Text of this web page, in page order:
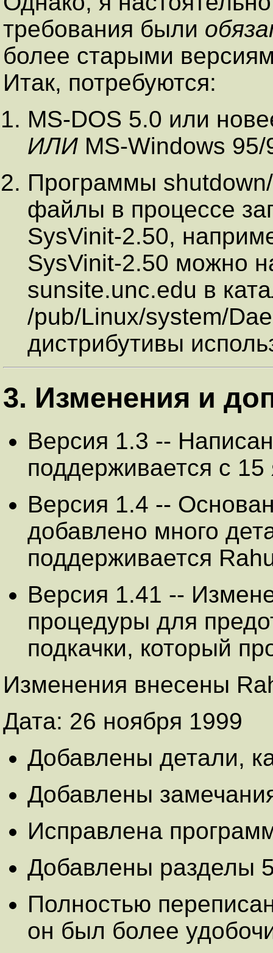
требования были
более старыми
Итак, потребуются:
MS-DOS 5.0 или
ИЛИ MS-Windows 95/
Программы
файлы в процессе
SysVinit-2.50,
SysVinit-2.50 можно
sunsite.unc.edu в
/pub/Linux/system/
дистрибутивы
3. Изменения и
Версия 1.3 --
поддерживается с
Версия 1.4 --
добавлено много
поддерживается
Версия 1.41 --
процедуры для
подкачки, который
Изменения внесены
Дата: 26 ноября 1999
Добавлены детали,
Добавлены
Исправлена
Добавлены разделы
Полностью
он был более